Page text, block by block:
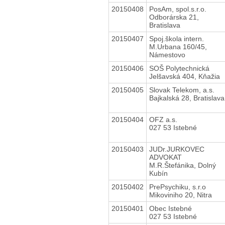
20150408
PosAm, spol.s.r.o.
Odborárska 21,
Bratislava
20150407
Spoj.škola intern.
M.Urbana 160/45,
Námestovo
20150406
SOŠ Polytechnická
Jelšavská 404, Kňažia
20150405
Slovak Telekom, a.s.
Bajkalská 28, Bratislava
20150404
OFZ a.s.
027 53 Istebné
20150403
JUDr.JURKOVEC
ADVOKAT
M.R.Štefánika, Dolný
Kubín
20150402
PrePsychiku, s.r.o
Mikoviniho 20, Nitra
20150401
Obec Istebné
027 53 Istebné